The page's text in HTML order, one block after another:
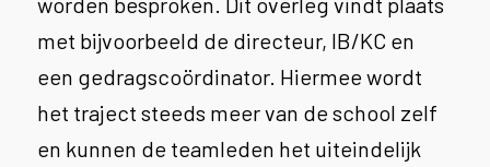
met bijvoorbeeld de directeur, IB/KC en
een gedragscoördinator. Hiermee wordt
het traject steeds meer van de school zelf
en kunnen de teamleden het uiteindelijk